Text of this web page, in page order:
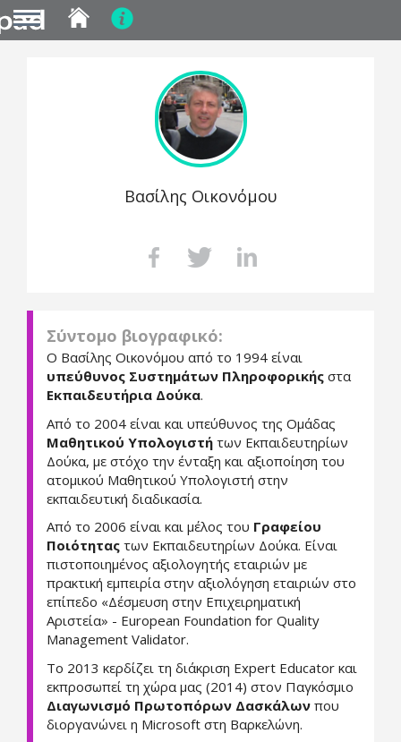
MENU
Βασίλης Οικονόμου
Σύντομο βιογραφικό:
Ο Βασίλης Οικονόμου από το 1994 είναι
υπεύθυνος Συστημάτων Πληροφορικής στα
Εκπαιδευτήρια Δούκα.
Από το 2004 είναι και υπεύθυνος της Ομάδας
Μαθητικού Υπολογιστή των Εκπαιδευτηρίων
Δούκα, με στόχο την ένταξη και αξιοποίηση του
ατομικού Μαθητικού Υπολογιστή στην
εκπαιδευτική διαδικασία.
Από το 2006 είναι και μέλος του Γραφείου
Ποιότητας των Εκπαιδευτηρίων Δούκα. Είναι
πιστοποιημένος αξιολογητής εταιριών με
πρακτική εμπειρία στην αξιολόγηση εταιριών στο
επίπεδο «Δέσμευση στην Επιχειρηματική
Αριστεία» - European Foundation for Quality
Management Validator.
Το 2013 κερδίζει τη διάκριση Expert Educator και
εκπροσωπεί τη χώρα μας (2014) στον Παγκόσμιο
Διαγωνισμό Πρωτοπόρων Δασκάλων που
διοργανώνει η Microsoft στη Βαρκελώνη.